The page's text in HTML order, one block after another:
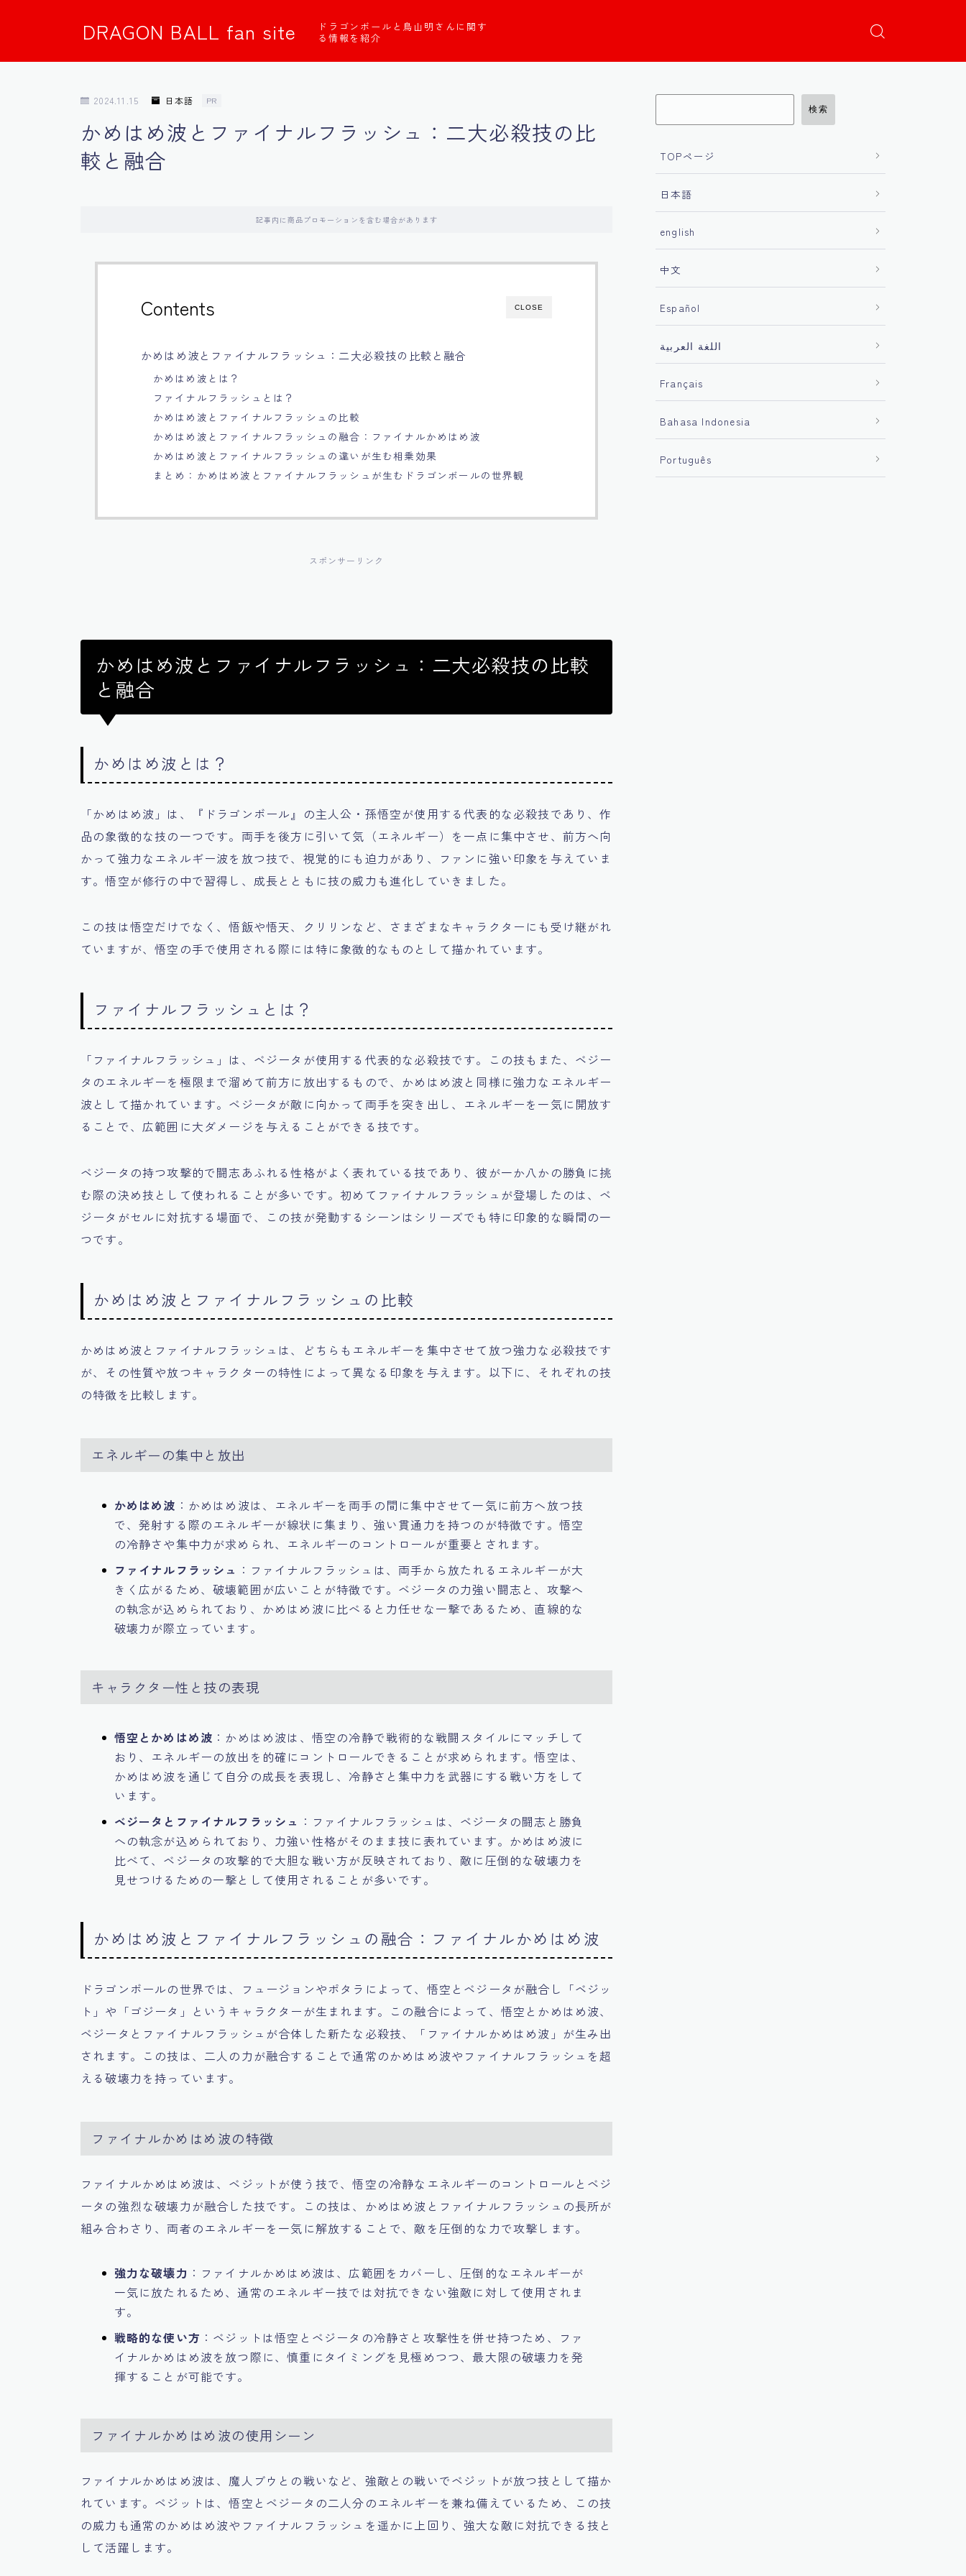
DRAGON BALL fan site
ドラゴンボールと鳥山明さんに関す
る情報を紹介
2024.11.15 日本語 PR
かめはめ波とファイナルフラッシュ：二大必殺技の比
較と融合
記事内に商品プロモーションを含む場合があります
CLOSE
Contents
かめはめ波とファイナルフラッシュ：二大必殺技の比較と融合
かめはめ波とは？
ファイナルフラッシュとは？
かめはめ波とファイナルフラッシュの比較
かめはめ波とファイナルフラッシュの融合：ファイナルかめはめ波
かめはめ波とファイナルフラッシュの違いが生む相乗効果
まとめ：かめはめ波とファイナルフラッシュが生むドラゴンボールの世界観
スポンサーリンク
かめはめ波とファイナルフラッシュ：二大必殺技の比較
と融合
かめはめ波とは？
「かめはめ波」は、『ドラゴンボール』の主人公・孫悟空が使用する代表的な必殺技であり、作
品の象徴的な技の一つです。両手を後方に引いて気（エネルギー）を一点に集中させ、前方へ向
かって強力なエネルギー波を放つ技で、視覚的にも迫力があり、ファンに強い印象を与えていま
す。悟空が修行の中で習得し、成長とともに技の威力も進化していきました。
この技は悟空だけでなく、悟飯や悟天、クリリンなど、さまざまなキャラクターにも受け継がれ
ていますが、悟空の手で使用される際には特に象徴的なものとして描かれています。
ファイナルフラッシュとは？
「ファイナルフラッシュ」は、ベジータが使用する代表的な必殺技です。この技もまた、ベジー
タのエネルギーを極限まで溜めて前方に放出するもので、かめはめ波と同様に強力なエネルギー
波として描かれています。ベジータが敵に向かって両手を突き出し、エネルギーを一気に開放す
ることで、広範囲に大ダメージを与えることができる技です。
ベジータの持つ攻撃的で闘志あふれる性格がよく表れている技であり、彼が一か八かの勝負に挑
む際の決め技として使われることが多いです。初めてファイナルフラッシュが登場したのは、ベ
ジータがセルに対抗する場面で、この技が発動するシーンはシリーズでも特に印象的な瞬間の一
つです。
かめはめ波とファイナルフラッシュの比較
かめはめ波とファイナルフラッシュは、どちらもエネルギーを集中させて放つ強力な必殺技です
が、その性質や放つキャラクターの特性によって異なる印象を与えます。以下に、それぞれの技
の特徴を比較します。
エネルギーの集中と放出
かめはめ波 ：かめはめ波は、エネルギーを両手の間に集中させて一気に前方へ放つ技
で、発射する際のエネルギーが線状に集まり、強い貫通力を持つのが特徴です。悟空
の冷静さや集中力が求められ、エネルギーのコントロールが重要とされます。
ファイナルフラッシュ ：ファイナルフラッシュは、両手から放たれるエネルギーが大
きく広がるため、破壊範囲が広いことが特徴です。ベジータの力強い闘志と、攻撃へ
の執念が込められており、かめはめ波に比べると力任せな一撃であるため、直線的な
破壊力が際立っています。
キャラクター性と技の表現
悟空とかめはめ波 ：かめはめ波は、悟空の冷静で戦術的な戦闘スタイルにマッチして
おり、エネルギーの放出を的確にコントロールできることが求められます。悟空は、
かめはめ波を通じて自分の成長を表現し、冷静さと集中力を武器にする戦い方をして
います。
ベジータとファイナルフラッシュ ：ファイナルフラッシュは、ベジータの闘志と勝負
への執念が込められており、力強い性格がそのまま技に表れています。かめはめ波に
比べて、ベジータの攻撃的で大胆な戦い方が反映されており、敵に圧倒的な破壊力を
見せつけるための一撃として使用されることが多いです。
かめはめ波とファイナルフラッシュの融合：ファイナルかめはめ波
ドラゴンボールの世界では、フュージョンやポタラによって、悟空とベジータが融合し「ベジッ
ト」や「ゴジータ」というキャラクターが生まれます。この融合によって、悟空とかめはめ波、
ベジータとファイナルフラッシュが合体した新たな必殺技、「ファイナルかめはめ波」が生み出
されます。この技は、二人の力が融合することで通常のかめはめ波やファイナルフラッシュを超
える破壊力を持っています。
ファイナルかめはめ波の特徴
ファイナルかめはめ波は、ベジットが使う技で、悟空の冷静なエネルギーのコントロールとベジ
ータの強烈な破壊力が融合した技です。この技は、かめはめ波とファイナルフラッシュの長所が
組み合わさり、両者のエネルギーを一気に解放することで、敵を圧倒的な力で攻撃します。
強力な破壊力 ：ファイナルかめはめ波は、広範囲をカバーし、圧倒的なエネルギーが
一気に放たれるため、通常のエネルギー技では対抗できない強敵に対して使用されま
す。
戦略的な使い方 ：ベジットは悟空とベジータの冷静さと攻撃性を併せ持つため、ファ
イナルかめはめ波を放つ際に、慎重にタイミングを見極めつつ、最大限の破壊力を発
揮することが可能です。
ファイナルかめはめ波の使用シーン
ファイナルかめはめ波は、魔人ブウとの戦いなど、強敵との戦いでベジットが放つ技として描か
れています。ベジットは、悟空とベジータの二人分のエネルギーを兼ね備えているため、この技
の威力も通常のかめはめ波やファイナルフラッシュを遥かに上回り、強大な敵に対抗できる技と
して活躍します。
検索
TOPページ
日本語
english
中文
Español
اللغة العربية
Français
Bahasa Indonesia
Português